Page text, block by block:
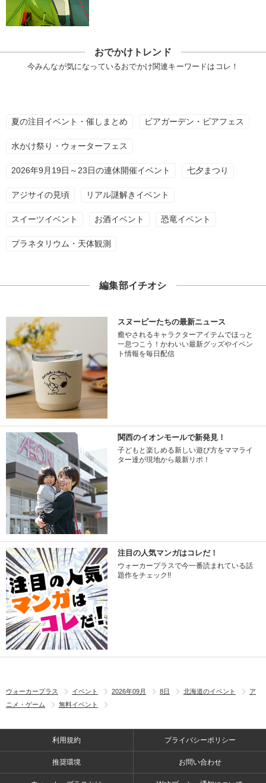
おでかけトレンド
今みんなが気になっているおでかけ関連キーワードはコレ！
夏の注目イベント・催しまとめ ビアガーデン・ビアフェス
水かけ祭り・ウォーターフェス
2026年9月19日～23日の連休開催イベント 七夕まつり
アジサイの見頃 リアル謎解きイベント
スイーツイベント お酒イベント 恐竜イベント
プラネタリウム・天体観測
編集部イチオシ
スヌーピーたちの最新ニュース
癒やされるキャラクターアイテムでほっと
一息つこう！かわいい最新グッズやイベン
ト情報を毎日配信
関西のイオンモールで新発見！
子どもと楽しめる新しい遊び方をママライ
ター達が現地から最新リポ！
注目の人気マンガはコレだ！
ウォーカープラスで今一番読まれている話
題作をチェック!!
ウォーカープラス イベント 2026年09月 8日 北海道のイベント
ア
ニメ・ゲーム
無料イベント
利用規約 プライバシーポリシー
推奨環境 お問い合わせ